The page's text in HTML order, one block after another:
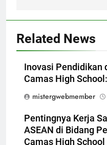
Related News
Inovasi Pendidikan
Camas High
mistergwebmember
Pentingnya Kerja
ASEAN di Bidang
Camas High School